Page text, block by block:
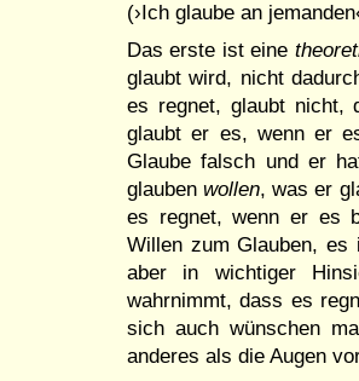
(›Ich glaube an
Das erste ist eine
glaubt wird, nicht
es regnet, glaubt nicht,
glaubt er es, wenn er
Glaube falsch und er
glaubenwollen, was er
es regnet, wenn er es
Willen zum Glauben, es
aber in wichtiger
wahrnimmt, dass es
sich auch wünschen
anderes als die Augen